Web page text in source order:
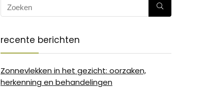
recente berichten
Zonnevlekken in het gezicht: oorzaken,
herkenning en behandelingen